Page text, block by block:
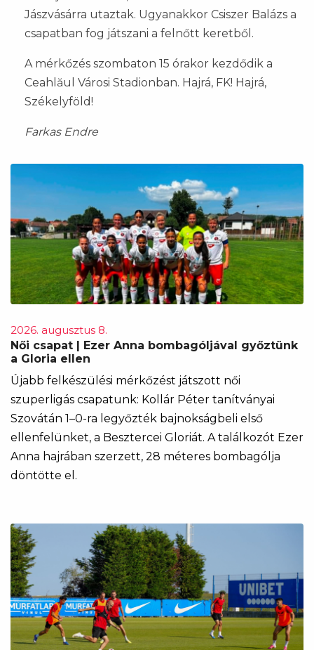
Jászvásárra utaztak. Ugyanakkor Csiszer Balázs a
csapatban fog játszani a felnőtt keretből.
A mérkőzés szombaton 15 órakor kezdődik a
Ceahlăul Városi Stadionban. Hajrá, FK! Hajrá,
Székelyföld!
Farkas Endre
2026. augusztus 8.
Női csapat | Ezer Anna bombagóljával győztünk
a Gloria ellen
Újabb felkészülési mérkőzést játszott női
szuperligás csapatunk: Kollár Péter tanítványai
Szovátán 1–0-ra legyőzték bajnokságbeli első
ellenfelünket, a Besztercei Gloriát. A találkozót Ezer
Anna hajrában szerzett, 28 méteres bombagólja
döntötte el.